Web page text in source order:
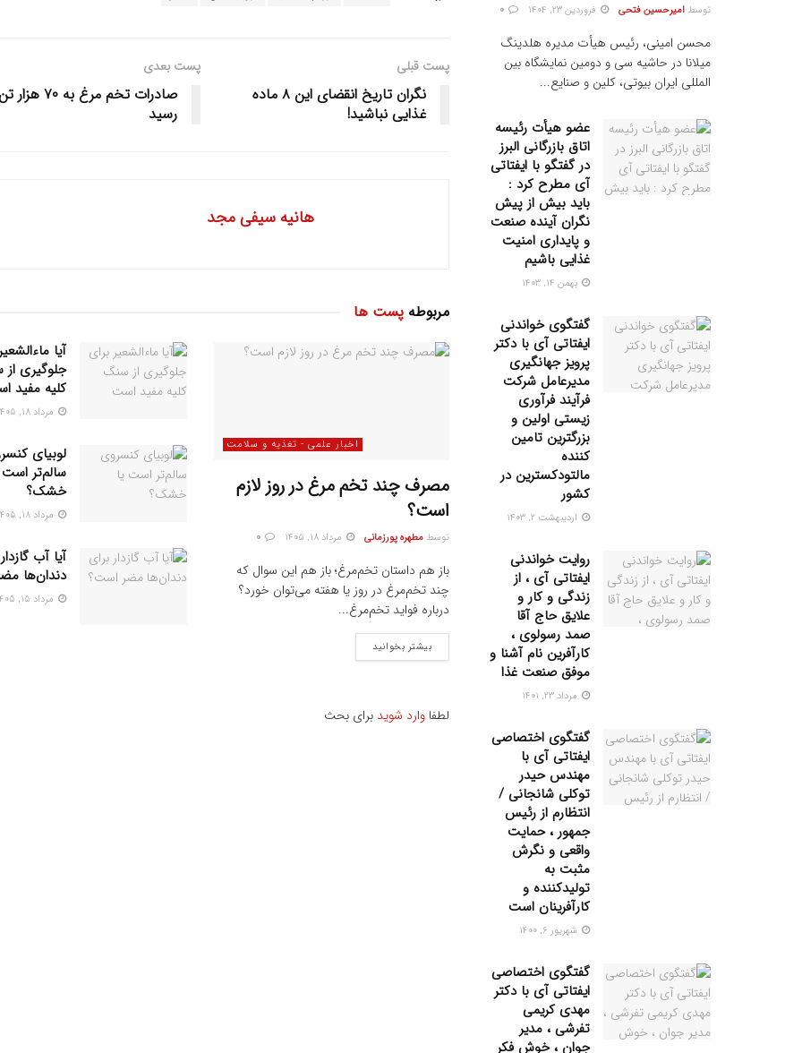
پست قبلی
نگران تاریخ انقضای این ۸ ماده
غذایی نباشید!
پست بعدی
صادرات تخم مرغ به ۷۰
رسید
هانیه سیفی مجد
مربوطه پست ها
اخبار علمی - تغذیه و سلامت
مصرف چند تخم مرغ در روز لازم
است؟
توسط مطهره پورزمانی مرداد ۱۸, ۱۴۰۵ 0
باز هم داستان‌ تخم‌مرغ؛ باز هم این سوال که
چند تخم‌مرغ در روز یا هفته می‌توان خورد؟
درباره فواید تخم‌مرغ...
بیشتر بخوانید
آیا
جلوگیری
کلیه مفید
مرداد ۱۸, ۱۴۰۵
لوبیای
سالم‌تر است
خشک؟
مرداد ۱۸, ۱۴۰۵
آیا آب
دندان‌ها
مرداد ۱۵, ۱۴۰۵
لطفاوارد شوید برای بحث
توسط امیرحسین فتحی فروردین ۲۳, ۱۴۰۴
محسن امینی، رئیس هیأت مدیره هلدینگ
میلانا در حاشیه سی و دومین نمایشگاه بین
المللی ایران بیوتی، کلین و صنایع...
عضو هیأت رئیسه
اتاق بازرگانی البرز
در گفتگو با ایفتاتی
آی مطرح کرد :
باید بیش از پیش
نگران آینده صنعت
و پایداری امنیت
غذایی باشیم
بهمن ۱۴, ۱۴۰۳
گفتگوی خواندنی
ایفتاتی آی با دکتر
پرویز جهانگیری
مدیرعامل شرکت
فرآیند فرآوری
زیستی اولین و
بزرگترین تامین
کننده
مالتودکسترین در
کشور
اردیبهشت ۲, ۱۴۰۳
روایت خواندنی
ایفتاتی آی ، از
زندگی و کار و
علایق حاج آقا
صمد رسولوی ،
کارآفرین نام آشنا و
موفق صنعت غذا
مرداد ۲۳, ۱۴۰۱
گفتگوی اختصاصی
ایفتاتی آی با
مهندس حیدر
توکلی شانجانی /
انتظارم از رئیس
جمهور ، حمایت
واقعی و نگرش
مثبت به
تولیدکننده و
کارآفرینان است
شهریور ۶, ۱۴۰۰
گفتگوی اختصاصی
ایفتاتی آی با دکتر
مهدی کریمی
تفرشی ، مدیر
جوان ، خوش فکر